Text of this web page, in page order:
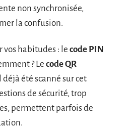
non synchronisée,
la confusion.
vos habitudes : le code PIN
? Le code QR
été scanné sur cet
de sécurité, trop
permettent parfois de